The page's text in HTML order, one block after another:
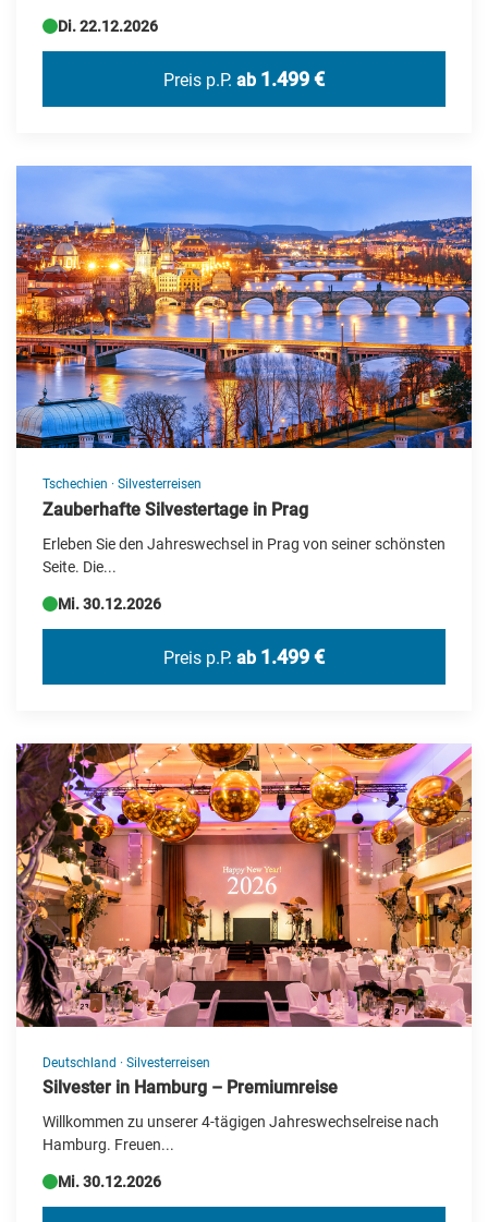
Di. 22.12.2026
Preis p.P. ab 1.499 €
Tschechien · Silvesterreisen
Zauberhafte Silvestertage in Prag
Erleben Sie den Jahreswechsel in Prag von seiner schönsten
Seite. Die...
Mi. 30.12.2026
Preis p.P. ab 1.499 €
Deutschland · Silvesterreisen
Silvester in Hamburg – Premiumreise
Willkommen zu unserer 4-tägigen Jahreswechselreise nach
Hamburg. Freuen...
Mi. 30.12.2026